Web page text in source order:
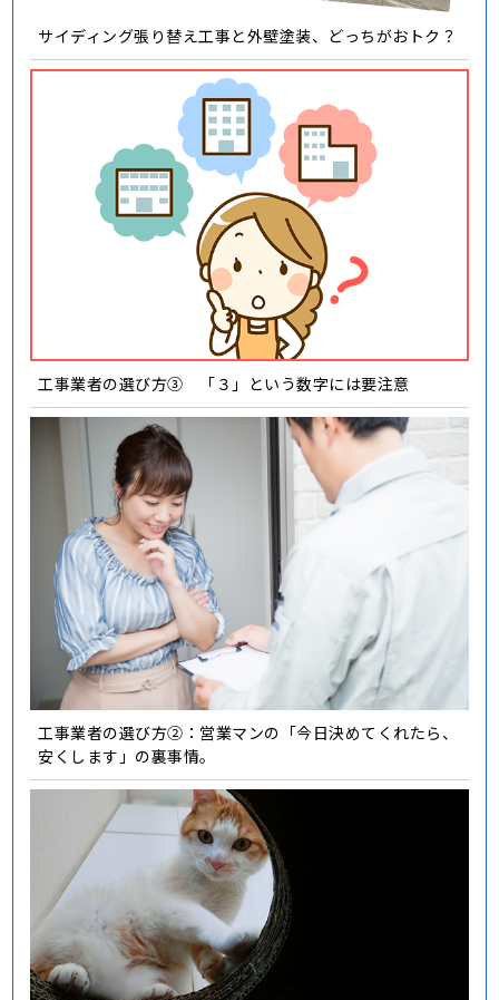
サイディング張り替え工事と外壁塗装、どっちがおトク？
工事業者の選び方③ 「３」という数字には要注意
工事業者の選び方②：営業マンの「今日決めてくれたら、
安くします」の裏事情。